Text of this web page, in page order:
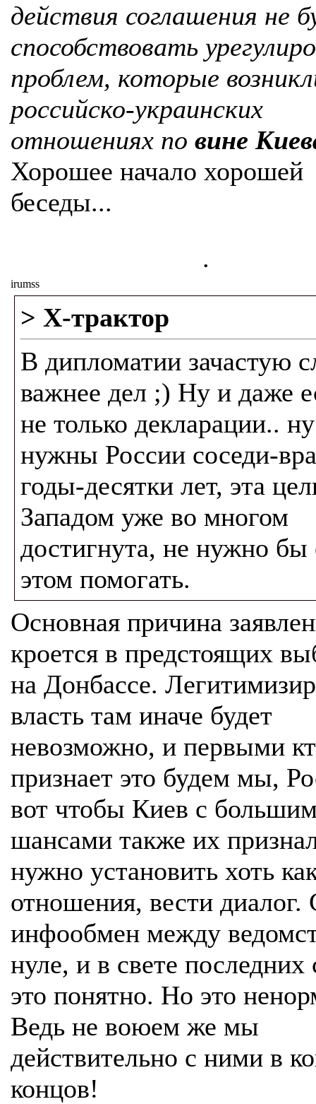
действия соглашения не
способствовать
проблем, которые
российско-украинских
отношениях по вине
Хорошее начало хорошей
беседы...
.
irumss
> Х-трактор
В дипломатии зачастую
важнее дел ;) Ну и даже
не только декларации..
нужны России соседи-
годы-десятки лет, эта
Западом уже во многом
достигнута, не нужно бы
этом помогать.
Основная причина
кроется в предстоящих
на Донбассе.
власть там иначе будет
невозможно, и первыми
признает это будем мы,
вот чтобы Киев с
шансами также их
нужно установить хоть
отношения, вести диалог.
инфообмен между
нуле, и в свете
это понятно. Но это
Ведь не воюем же мы
действительно с ними в
концов!